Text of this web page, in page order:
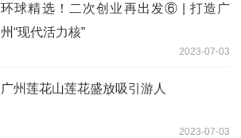
环球精选！二次创业再出发⑥ | 打造广
州“现代活力核”
2023-07-03
广州莲花山莲花盛放吸引游人
2023-07-03